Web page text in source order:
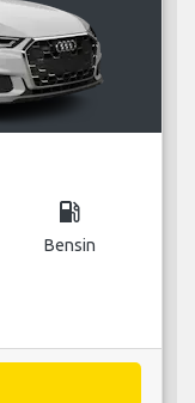
local_gas_station
Bensin